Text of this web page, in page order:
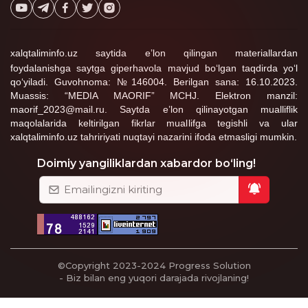
Davron To'rayev :
Bizning maktabimiz maktab maslahatchisi
lavozimi boyicha vakansiyalarda
chiqmadi,ariza yuborolmadim,bizning
maktabimiz uchun saytda boshqatdan
vakansiyalar e'lon qilinadimi, bizning
kiradi
taxrirlangan
Gulasal Jovliyeva
22:17:05 / 05.10.2025
Assalomu alaykum. Shunday ham ma'naviy-
ma'rifiy ishlar bo‘yicha direktor o‘rinbosari
ishlari ko'p edi.Nega qisqartiradi
xalqtaliminfo.uz saytida e’lon qilingan materiallardan
foydalanishga saytga giperhavola mavjud bo‘lgan taqdirda yo‘l
qo‘yiladi. Guvohnoma: №146004. Berilgan sana: 16.10.2023.
Muassis: “MEDIA MAORIF” MCHJ. Elektron manzil:
maorif_2023@mail.ru. Saytda e’lon qilinayotgan mualliflik
maqolalarida keltirilgan fikrlar muallifga tegishli va ular
xalqtaliminfo.uz tahririyati nuqtayi nazarini ifoda etmasligi mumkin.
Doimiy yangiliklardan xabardor bo‘ling!
©Copyright 2023-2024 Progress Solution
- Biz bilan eng yuqori darajada rivojlaning!